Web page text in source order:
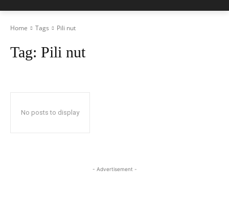
Home Tags Pili nut
Tag: Pili nut
No posts to display
- Advertisement -